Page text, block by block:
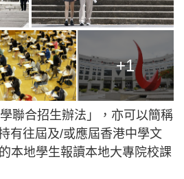
+1
聯合招生辦法」，亦可以簡稱
有往屆及/或應屆香港中學文
本地學生報讀本地大專院校課